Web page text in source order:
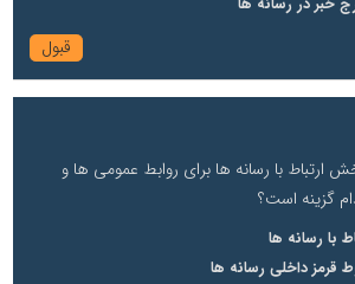
با رسانه ها برای روابط عمومی ها و
گزینه است؟
با رسانه ها
داخلی رسانه ها